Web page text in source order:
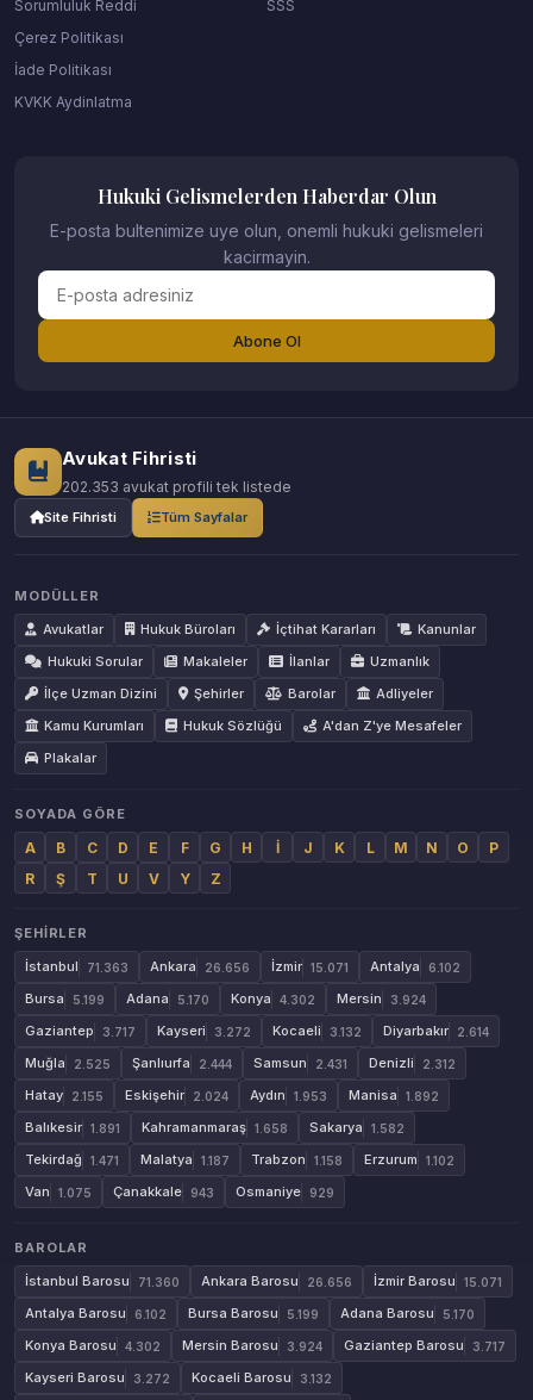
Sorumluluk Reddi
Çerez Politikası
İade Politikası
KVKK Aydinlatma
SSS
Hukuki Gelismelerden Haberdar Olun
E-posta bultenimize uye olun, onemli hukuki gelismeleri
kacirmayin.
Abone Ol
Avukat Fihristi
202.353 avukat profili tek listede
Site Fihristi Tüm Sayfalar
MODÜLLER
Avukatlar
Hukuk Büroları İçtihat Kararları
Kanunlar
Hukuki Sorular
Makaleler İlanlar
Uzmanlık
İlçe Uzman Dizini
Şehirler Barolar
Adliyeler
Kamu Kurumları
Hukuk Sözlüğü
A'dan Z'ye Mesafeler
Plakalar
SOYADA GÖRE
A B C D E F G H İ J K L M N O
P
R
Ş T U V Y Z
ŞEHIRLER
İstanbul
71.363 Ankara 26.656 İzmir 15.071 Antalya 6.102
Bursa 5.199 Adana 5.170 Konya 4.302 Mersin 3.924
Gaziantep 3.717 Kayseri 3.272 Kocaeli 3.132 Diyarbakır 2.614
Muğla 2.525 Şanlıurfa 2.444 Samsun 2.431 Denizli 2.312
Hatay 2.155 Eskişehir 2.024 Aydın 1.953 Manisa 1.892
Balıkesir 1.891 Kahramanmaraş 1.658 Sakarya 1.582
Tekirdağ 1.471 Malatya 1.187 Trabzon 1.158 Erzurum 1.102
Van 1.075 Çanakkale 943 Osmaniye 929
BAROLAR
İstanbul Barosu
71.360 Ankara Barosu 26.656 İzmir Barosu 15.071
Antalya Barosu 6.102 Bursa Barosu 5.199 Adana Barosu 5.170
Konya Barosu 4.302 Mersin Barosu 3.924 Gaziantep Barosu 3.717
Kayseri Barosu 3.272 Kocaeli Barosu 3.132